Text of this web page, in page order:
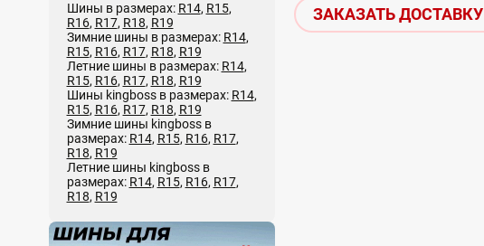
Шины в размерах: R14, R15,
R16, R17, R18, R19
Зимние шины в размерах: R14,
R15, R16, R17, R18, R19
Летние шины в размерах: R14,
R15, R16, R17, R18, R19
Шины kingboss в размерах: R14,
R15, R16, R17, R18, R19
Зимние шины kingboss в
размерах: R14, R15, R16, R17,
R18, R19
Летние шины kingboss в
размерах: R14, R15, R16, R17,
R18, R19
ЗАКАЗАТЬ ДОСТАВКУ